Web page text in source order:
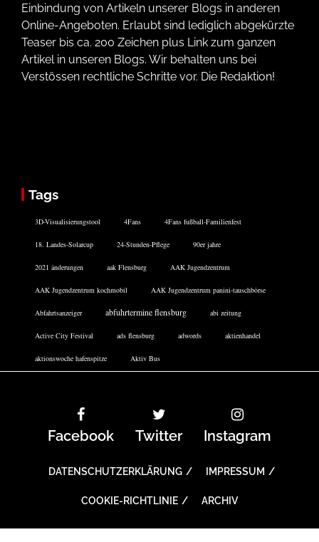
Einbindung von Artikeln unserer Blogs in anderen
Online-Angeboten. Erlaubt sind lediglich abgekürzte
Teaser bis ca. 200 Zeichen plus Link zum ganzen
Artikel in unseren Blogs. Wir behalten uns bei
Verstössen rechtliche Schritte vor. Die Redaktion!
Tags
3D-Visualisierungstool 4Fans 4Fans fußball-Familienfest
18. Landes-Solarcup 24-Stunden-Pflege 90er jahre
2021 änderungen aak Flensburg AAK Jugendzentrum
AAK Jugendzentrum kochmobil AAK Jugendzentrum panini-tauschbörse
Abfahrtsanzeiger abfuhrtermine flensburg abi zeitung
Active City Festival ads flensburg adwords aktienhandel
aktionswoche hafenspitze Aktiv Bus
Facebook Twitter Instagram
DATENSCHUTZERKLÄRUNG IMPRESSUM
COOKIE-RICHTLINIE ARCHIV